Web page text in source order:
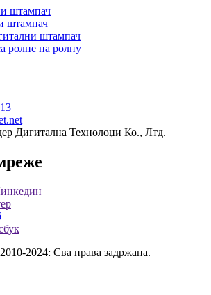
штампач
штампач
штампач
ролне на ролну
Дигитална Технолоџи Ко., Лтд.
2024: Сва права задржана.